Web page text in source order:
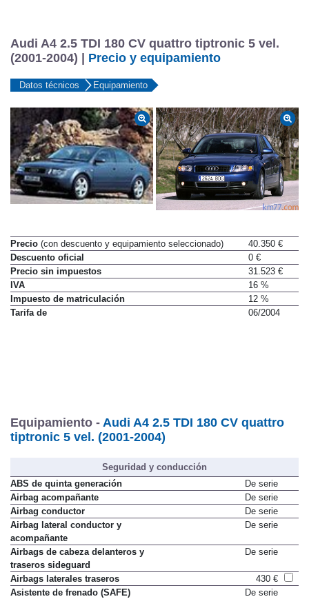
Audi A4 2.5 TDI 180 CV quattro tiptronic 5 vel.
(2001-2004) | Precio y equipamiento
Datos técnicos Equipamiento
Precio (con descuento y equipamiento seleccionado)
40.350 €
Descuento oficial
0 €
Precio sin impuestos
31.523 €
IVA
16 %
Impuesto de matriculación
12 %
Tarifa de
06/2004
Equipamiento - Audi A4 2.5 TDI 180 CV quattro
tiptronic 5 vel. (2001-2004)
Seguridad y conducción
ABS de quinta generación
De serie
Airbag acompañante
De serie
Airbag conductor
De serie
Airbag lateral conductor y
acompañante
De serie
Airbags de cabeza delanteros y
traseros sideguard
De serie
Airbags laterales traseros
430 €
Asistente de frenado (SAFE)
De serie